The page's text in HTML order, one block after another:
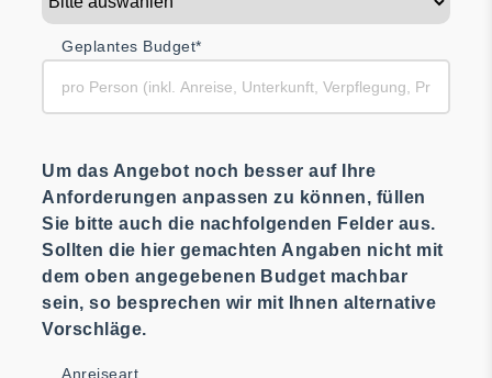
Geplantes Budget*
Um das Angebot noch besser auf Ihre
Anforderungen anpassen zu können, füllen
Sie bitte auch die nachfolgenden Felder aus.
Sollten die hier gemachten Angaben nicht mit
dem oben angegebenen Budget machbar
sein, so besprechen wir mit Ihnen alternative
Vorschläge.
Anreiseart